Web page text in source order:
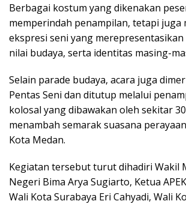
Berbagai kostum yang dikenakan
memperindah penampilan, tetapi juga
ekspresi seni yang
nilai budaya, serta identitas masing-
Selain parade budaya, acara juga
Pentas Seni dan ditutup melalui
kolosal yang dibawakan oleh sekitar
menambah semarak suasana
Kota Medan.
Kegiatan tersebut turut dihadiri Wakil
Negeri Bima Arya Sugiarto, Ketua
Wali Kota Surabaya Eri Cahyadi, Wali